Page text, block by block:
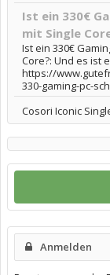
Ist ein 330€
mit Single
Ist ein 330€
Core?: Und es ist
https://
330-gaming-pc-
Cosori Iconic
Anmelden